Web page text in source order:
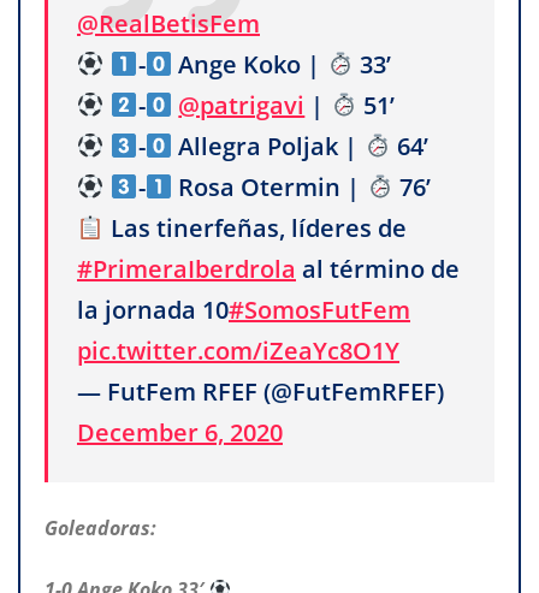
@RealBetisFem
-
Ange Koko |
33’
-
@patrigavi |
51’
-
Allegra Poljak |
64’
-
Rosa Otermin |
76’
Las tinerfeñas, líderes de
#PrimeraIberdrola al término de
la jornada 10#SomosFutFem
pic.twitter.com/iZeaYc8O1Y
— FutFem RFEF (@FutFemRFEF)
December 6, 2020
Goleadoras: